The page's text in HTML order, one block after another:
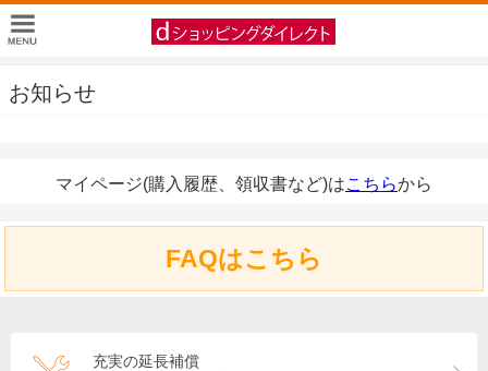
お知らせ
マイページ(購入履歴、領収書など)はこちらから
FAQはこちら
充実の延長補償